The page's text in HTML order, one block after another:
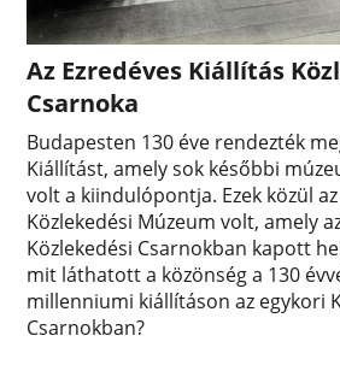
Az Ezredéves Kiállítás
Csarnoka
Budapesten 130 éve rendezték
Kiállítást, amely sok későbbi
volt a kiindulópontja. Ezek közül
Közlekedési Múzeum volt, amely
Közlekedési Csarnokban kapott
mit láthatott a közönség a 130
millenniumi kiállításon az egykori
Csarnokban?